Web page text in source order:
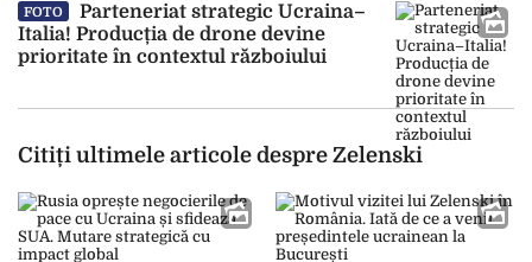
FOTO
Parteneriat strategic Ucraina–
Italia! Producția de drone devine
prioritate în contextul războiului
Citiți ultimele articole despre Zelenski